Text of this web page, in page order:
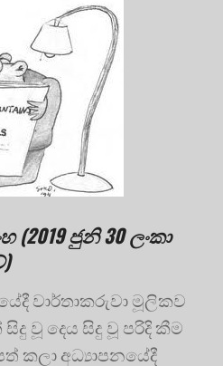
(2019 ජුනි 30 ලංකා
වාර්තාකරුවා මූලිකව
වූ දෙය සිදු වූ පරිදි කීම
කලා අධ්‍යාපනයේදී